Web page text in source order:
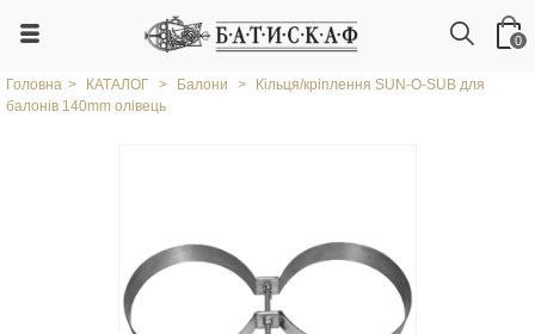
0
Головна > КАТАЛОГ > Балони >
Кільця/кріплення SUN-O-SUB для
балонів 140mm олівець